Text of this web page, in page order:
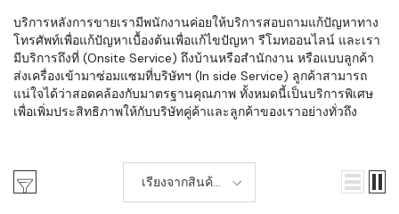
บริการหลังการขายเรามีพนักงานค่อยให้บริการสอบถามแก้ปัญหาทาง
โทรศัพท์เพื่อแก้ปัญหาเบื้องต้นเพื่อแก้ไขปัญหา รีโมทออนไลน์ และเรา
มีบริการถึงที่ (Onsite Service) ถึงบ้านหรือสำนักงาน หรือแบบลูกค้า
ส่งเครื่องเข้ามาซ่อมแซมที่บริษัทฯ (In side Service) ลูกค้าสามารถ
แน่ใจได้ว่าสอดคล้องกับมาตรฐานคุณภาพ ทั้งหมดนี้เป็นบริการพิเศษ
เพื่อเพิ่มประสิทธิภาพให้กับบริษัทคู่ค้าและลูกค้าของเราอย่างทั่วถึง
เรียงจากสินค้า
ใหม่-เก่า